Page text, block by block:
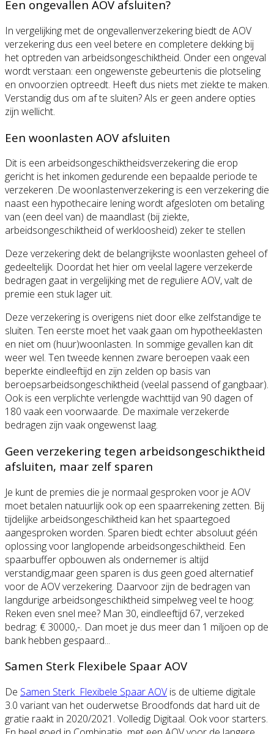
Een ongevallen AOV afsluiten?
In vergelijking met de ongevallenverzekering biedt de AOV
verzekering dus een veel betere en completere dekking bij
het optreden van arbeidsongeschiktheid. Onder een ongeval
wordt verstaan: een ongewenste gebeurtenis die plotseling
en onvoorzien optreedt. Heeft dus niets met ziekte te maken.
Verstandig dus om af te sluiten? Als er geen andere opties
zijn wellicht.
Een woonlasten AOV afsluiten
Dit is een arbeidsongeschiktheidsverzekering die erop
gericht is het inkomen gedurende een bepaalde periode te
verzekeren .De woonlastenverzekering is een verzekering die
naast een hypothecaire lening wordt afgesloten om betaling
van (een deel van) de maandlast (bij ziekte,
arbeidsongeschiktheid of werkloosheid) zeker te stellen
Deze verzekering dekt de belangrijkste woonlasten geheel of
gedeeltelijk. Doordat het hier om veelal lagere verzekerde
bedragen gaat in vergelijking met de reguliere AOV, valt de
premie een stuk lager uit.
Deze verzekering is overigens niet door elke zelfstandige te
sluiten. Ten eerste moet het vaak gaan om hypotheeklasten
en niet om (huur)woonlasten. In sommige gevallen kan dit
weer wel. Ten tweede kennen zware beroepen vaak een
beperkte eindleeftijd en zijn zelden op basis van
beroepsarbeidsongeschiktheid (veelal passend of gangbaar).
Ook is een verplichte verlengde wachttijd van 90 dagen of
180 vaak een voorwaarde. De maximale verzekerde
bedragen zijn vaak ongewenst laag.
Geen verzekering tegen arbeidsongeschiktheid
afsluiten, maar zelf sparen
Je kunt de premies die je normaal gesproken voor je AOV
moet betalen natuurlijk ook op een spaarrekening zetten. Bij
tijdelijke arbeidsongeschiktheid kan het spaartegoed
aangesproken worden. Sparen biedt echter absoluut géén
oplossing voor langlopende arbeidsongeschiktheid. Een
spaarbuffer opbouwen als ondernemer is altijd
verstandig,maar geen sparen is dus geen goed alternatief
voor de AOV verzekering. Daarvoor zijn de bedragen van
langdurige arbeidsongeschiktheid simpelweg veel te hoog:
Reken even snel mee? Man 30, eindleeftijd 67, verzeked
bedrag: € 30000,-. Dan moet je dus meer dan 1 miljoen op de
bank hebben gespaard...
Samen Sterk Flexibele Spaar AOV
De Samen Sterk Flexibele Spaar AOV is de ultieme digitale
3.0 variant van het ouderwetse Broodfonds dat hard uit de
gratie raakt in 2020/2021. Volledig Digitaal. Ook voor starters.